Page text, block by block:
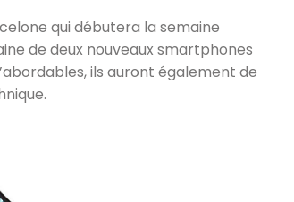
qui débutera la semaine
de deux nouveaux smartphones
ils auront également de